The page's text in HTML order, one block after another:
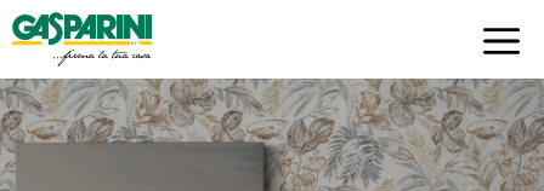
Skip
to
content